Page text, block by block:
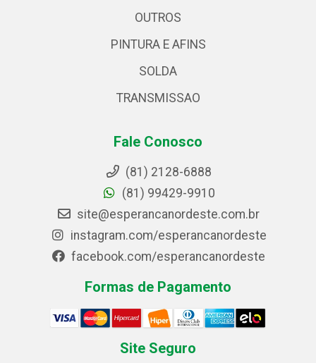
OUTROS
PINTURA E AFINS
SOLDA
TRANSMISSAO
Fale Conosco
(81) 2128-6888
(81) 99429-9910
site@esperancanordeste.com.br
instagram.com/esperancanordeste
facebook.com/esperancanordeste
Formas de Pagamento
Site Seguro